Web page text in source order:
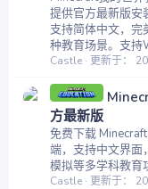
提供官方最新版安
支持简体中文，完
种教育场景。支持
Castle 更新于：
方最新版
免费下载
端，支持中文界面
模拟等多学科教育
Castle 更新于：